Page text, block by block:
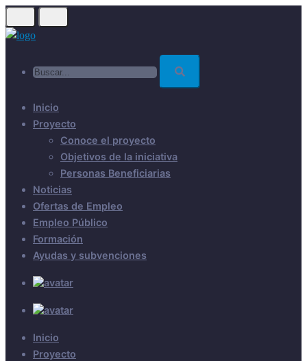
Skip
to
Inicio
Proyecto
Conoce el proyecto
Objetivos de la iniciativa
Personas Beneficiarias
Noticias
Ofertas de Empleo
Empleo Público
Formación
Ayudas y subvenciones
Inicio
Proyecto